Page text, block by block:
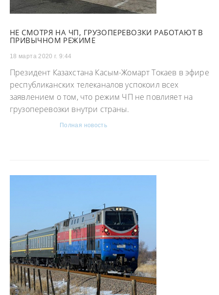
НЕ СМОТРЯ НА ЧП, ГРУЗОПЕРЕВОЗКИ РАБОТАЮТ В
ПРИВЫЧНОМ РЕЖИМЕ
18 марта 2020 г. 9:44
Президент Казахстана Касым-Жомарт Токаев в эфире
республиканских телеканалов успокоил всех
заявлением о том, что режим ЧП не повлияет на
грузоперевозки внутри страны.
Полная новость